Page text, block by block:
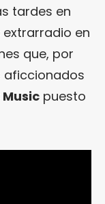
tardes en
en
que, por
aficcionados
Music puesto